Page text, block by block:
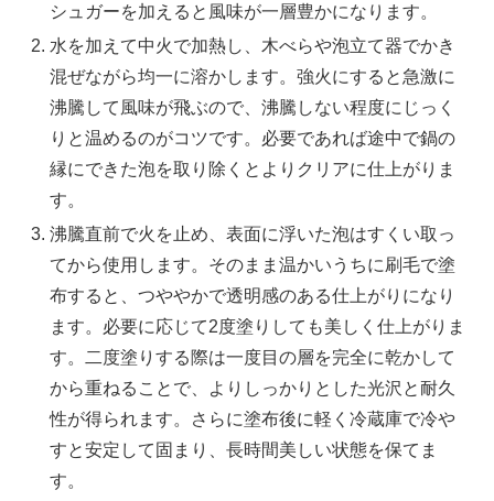
シュガーを加えると風味が一層豊かになります。
水を加えて中火で加熱し、木べらや泡立て器でかき
混ぜながら均一に溶かします。強火にすると急激に
沸騰して風味が飛ぶので、沸騰しない程度にじっく
りと温めるのがコツです。必要であれば途中で鍋の
縁にできた泡を取り除くとよりクリアに仕上がりま
す。
沸騰直前で火を止め、表面に浮いた泡はすくい取っ
てから使用します。そのまま温かいうちに刷毛で塗
布すると、つややかで透明感のある仕上がりになり
ます。必要に応じて2度塗りしても美しく仕上がりま
す。二度塗りする際は一度目の層を完全に乾かして
から重ねることで、よりしっかりとした光沢と耐久
性が得られます。さらに塗布後に軽く冷蔵庫で冷や
すと安定して固まり、長時間美しい状態を保てま
す。